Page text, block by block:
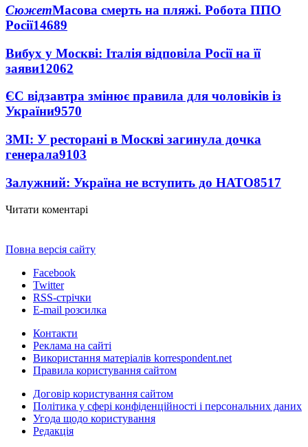
СюжетМасова смерть на пляжі. Робота ППО
Росії14689
Вибух у Москві: Італія відповіла Росії на її
заяви12062
ЄС відзавтра змінює правила для чоловіків із
України9570
ЗМІ: У ресторані в Москві загинула дочка
генерала9103
Залужний: Україна не вступить до НАТО8517
Читати коментарі
Повна версія сайту
Facebook
Twitter
RSS-стрічки
E-mail розсилка
Контакти
Реклама на сайті
Використання матеріалів korrespondent.net
Правила користування сайтом
Договір користування сайтом
Політика у сфері конфіденційності і персональних даних
Угода щодо користування
Редакція